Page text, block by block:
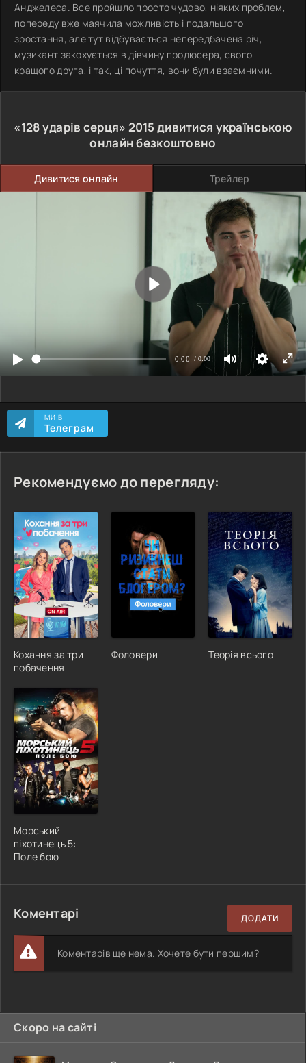
Анджелеса. Все пройшло просто чудово, ніяких проблем,
попереду вже маячила можливість і подальшого
зростання, але тут відбувається непередбачена річ,
музикант закохується в дівчину продюсера, свого
кращого друга, і так, ці почуття, вони були взаємними.
«128 ударів серця» 2015 дивитися українською
онлайн безкоштовно
Дивитися онлайн Трейлер
МИ В
Телеграм
Рекомендуємо до перегляду:
Кохання за три
побачення
Фоловери Теорія всього
Морський
піхотинець 5:
Поле бою
Коментарі ДОДАТИ
Коментарів ще нема. Хочете бути першим?
Скоро на сайті